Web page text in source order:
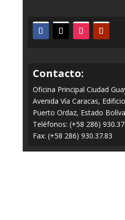
Contacto:
Oficina Principal Ciudad
Avenida Vía Caracas,
Puerto Ordaz, Estado
Teléfonos: (+58 286)
Fax: (+58 286) 930.37.83